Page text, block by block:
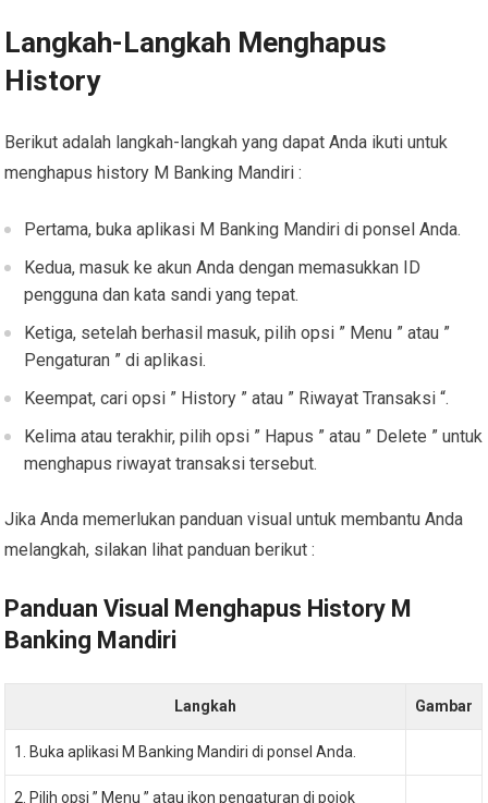
Langkah-Langkah Menghapus
History
Berikut adalah langkah-langkah yang dapat Anda ikuti untuk
menghapus history M Banking Mandiri :
Pertama, buka aplikasi M Banking Mandiri di ponsel Anda.
Kedua, masuk ke akun Anda dengan memasukkan ID
pengguna dan kata sandi yang tepat.
Ketiga, setelah berhasil masuk, pilih opsi ” Menu ” atau ”
Pengaturan ” di aplikasi.
Keempat, cari opsi ” History ” atau ” Riwayat Transaksi “.
Kelima atau terakhir, pilih opsi ” Hapus ” atau ” Delete ” untuk
menghapus riwayat transaksi tersebut.
Jika Anda memerlukan panduan visual untuk membantu Anda
melangkah, silakan lihat panduan berikut :
Panduan Visual Menghapus History M
Banking Mandiri
Langkah Gambar
1. Buka aplikasi M Banking Mandiri di ponsel Anda.
2. Pilih opsi ” Menu ” atau ikon pengaturan di pojok